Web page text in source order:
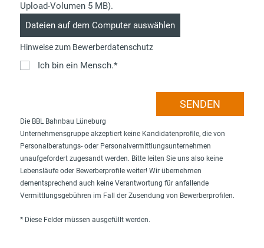
Upload-Volumen 5 MB).
Hinweise zum Bewerberdatenschutz
Ich bin ein Mensch.*
Die BBL Bahnbau Lüneburg
Unternehmensgruppe akzeptiert keine Kandidatenprofile, die von
Personalberatungs- oder Personalvermittlungsunternehmen
unaufgefordert zugesandt werden. Bitte leiten Sie uns also keine
Lebensläufe oder Bewerberprofile weiter! Wir übernehmen
dementsprechend auch keine Verantwortung für anfallende
Vermittlungsgebühren im Fall der Zusendung von Bewerberprofilen.
* Diese Felder müssen ausgefüllt werden.